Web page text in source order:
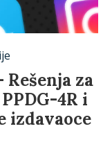
studio
Rešenja za
4R i
izdavaoce